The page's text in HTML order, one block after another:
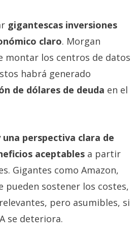
gigantescas inversiones
claro. Morgan
montar los centros de datos
habrá generado
de dólares de deuda en el
una perspectiva clara de
aceptables a partir
Gigantes como Amazon,
pueden sostener los costes,
pero asumibles, si
se deteriora.